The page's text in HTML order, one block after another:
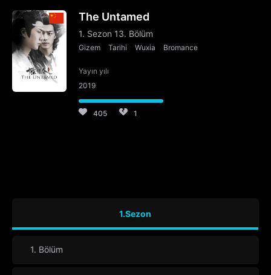
The Untamed
1. Sezon 13. Bölüm
Gizem Tarihi Wuxia Bromance
Yayın yılı
2019
405 1
1.Sezon
1. Bölüm